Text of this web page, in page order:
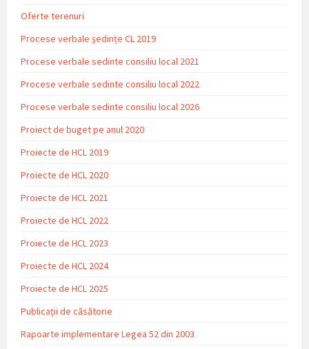
Oferte terenuri
Procese verbale ședințe CL 2019
Procese verbale sedinte consiliu local 2021
Procese verbale sedinte consiliu local 2022
Procese verbale sedinte consiliu local 2026
Proiect de buget pe anul 2020
Proiecte de HCL 2019
Proiecte de HCL 2020
Proiecte de HCL 2021
Proiecte de HCL 2022
Proiecte de HCL 2023
Proiecte de HCL 2024
Proiecte de HCL 2025
Publicații de căsătorie
Rapoarte implementare Legea 52 din 2003